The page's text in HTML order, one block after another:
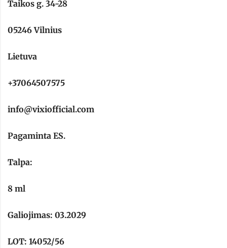
Taikos g. 34-28
05246 Vilnius
Lietuva
+37064507575
info@vixiofficial.com
Pagaminta ES.
Talpa:
8 ml
Galiojimas: 03.2029
LOT: 14052/56